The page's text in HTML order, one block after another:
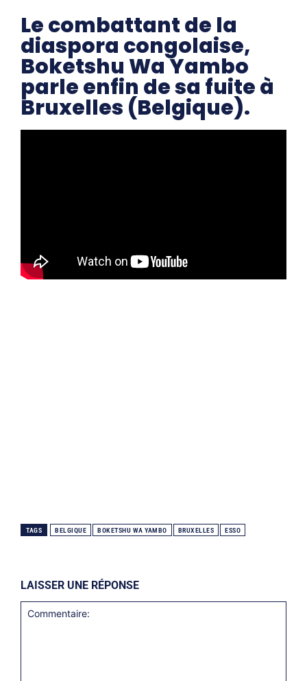
Le combattant de la
diaspora congolaise,
Boketshu Wa Yambo
parle enfin de sa fuite à
Bruxelles (Belgique).
TAGS BELGIQUE BOKETSHU WA YAMBO BRUXELLES ESSO
LAISSER UNE RÉPONSE